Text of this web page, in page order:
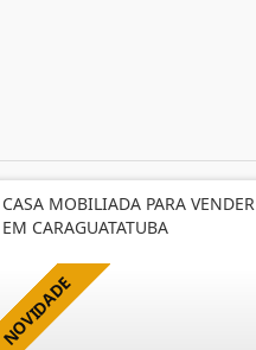
CASA MOBILIADA PARA VENDER
EM CARAGUATATUBA